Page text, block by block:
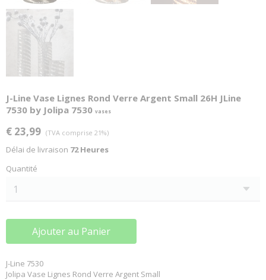
J-Line Vase Lignes Rond Verre Argent Small 26H JLine
7530 by Jolipa 7530 vases
€ 23,99 (TVA comprise 21%)
Délai de livraison 72 Heures
Quantité
Ajouter au Panier
J-Line 7530
Jolipa Vase Lignes Rond Verre Argent Small